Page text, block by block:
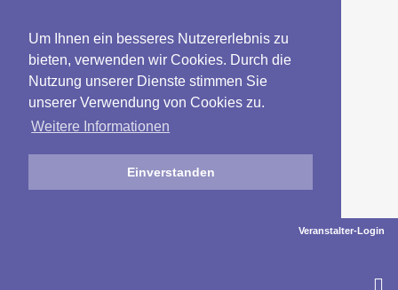
Um Ihnen ein besseres Nutzererlebnis zu
bieten, verwenden wir Cookies. Durch die
Nutzung unserer Dienste stimmen Sie
unserer Verwendung von Cookies zu.
Weitere Informationen
Einverstanden
Veranstalter-Login